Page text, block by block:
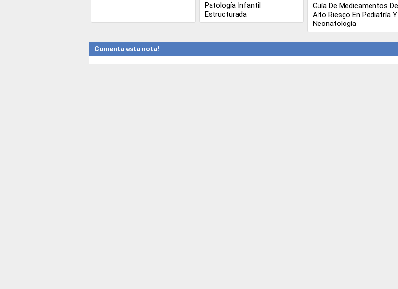
Patología Infantil
Estructurada
Guía De Medicamentos De
Alto Riesgo En Pediatría Y
Neonatología
Comenta esta nota!